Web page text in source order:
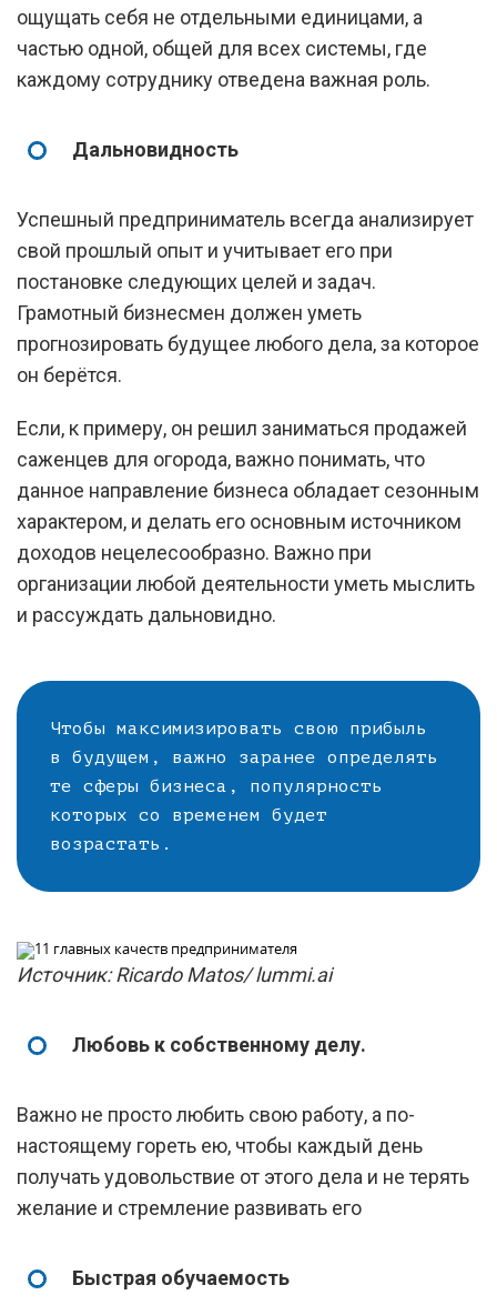
ощущать себя не отдельными единицами, а
частью одной, общей для всех системы, где
каждому сотруднику отведена важная роль.
Дальновидность
Успешный предприниматель всегда анализирует
свой прошлый опыт и учитывает его при
постановке следующих целей и задач.
Грамотный бизнесмен должен уметь
прогнозировать будущее любого дела, за которое
он берётся.
Если, к примеру, он решил заниматься продажей
саженцев для огорода, важно понимать, что
данное направление бизнеса обладает сезонным
характером, и делать его основным источником
доходов нецелесообразно. Важно при
организации любой деятельности уметь мыслить
и рассуждать дальновидно.
Чтобы максимизировать свою прибыль
в будущем, важно заранее определять
те сферы бизнеса, популярность
которых со временем будет
возрастать.
Источник: Ricardo Matos/ lummi.ai
Любовь к собственному делу.
Важно не просто любить свою работу, а по-
настоящему гореть ею, чтобы каждый день
получать удовольствие от этого дела и не терять
желание и стремление развивать его
Быстрая обучаемость